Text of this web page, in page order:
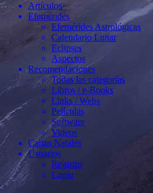
Artículos
Efemérides
Efemérides Astrológicas
Calendario Lunar
Eclipses
Aspectos
Recomendaciones
Todas las categorías
Libros / e-Books
Links / Webs
Películas
Software
Videos
Cartas Natales
Usuarios
Registro
Login